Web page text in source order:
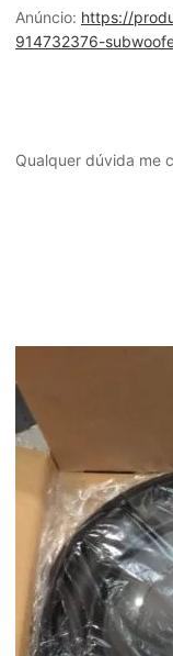
Anúncio: https://
914732376-
Qualquer dúvida me